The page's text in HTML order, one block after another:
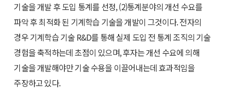
기술을 개발 후 도입 통계를 선정, (2)통계분야의 개선 수요를
파악 후 최적화 된 기계학습 기술을 개발이 그것이다. 전자의
경우 기계학습 기술 R&D를 통해 실제 도입 전 통계 조직의 기술
경험을 축적하는데 초점이 있으며, 후자는 개선 수요에 의해
기술을 개발해야만 기술 수용을 이끌어내는데 효과적임을
주장하고 있다.